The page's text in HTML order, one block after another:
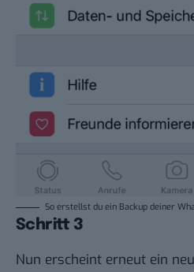
So erstellst du ein Backup deiner
Schritt 3
Nun erscheint erneut ein